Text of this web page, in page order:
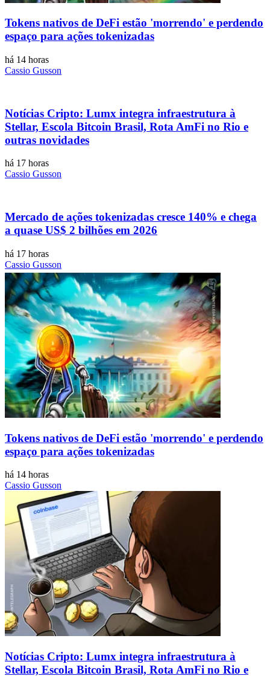
Tokens nativos de DeFi estão 'morrendo' e perdendo
espaço para ações tokenizadas
há 14 horas
Cassio Gusson
Notícias Cripto: Lumx integra infraestrutura à
Stellar, Escola Bitcoin Brasil, Rota AmFi no Rio e
outras novidades
há 17 horas
Cassio Gusson
Mercado de ações tokenizadas cresce 140% e chega
a quase US$ 2 bilhões em 2026
há 17 horas
Cassio Gusson
Tokens nativos de DeFi estão 'morrendo' e perdendo
espaço para ações tokenizadas
há 14 horas
Cassio Gusson
Notícias Cripto: Lumx integra infraestrutura à
Stellar, Escola Bitcoin Brasil, Rota AmFi no Rio e